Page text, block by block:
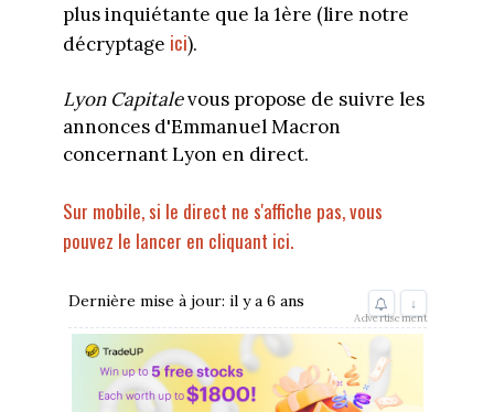
plus inquiétante que la 1ère (lire notre
décryptage ici).
Lyon Capitalevous propose de suivre les
annonces d'Emmanuel Macron
concernant Lyon en direct.
Sur mobile, si le direct ne s'affiche pas, vous
pouvez le lancer en cliquant ici.
Dernière mise à jour: il y a 6 ans ↓
Advertisement